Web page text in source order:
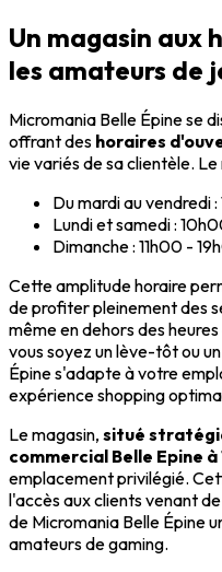
Un magasin aux
les amateurs de
Micromania Belle Épine se
offrant des horaires
vie variés de sa clientèle.
Du mardi au vendredi
Lundi et samedi :
Dimanche : 11h00 -
Cette amplitude horaire
de profiter pleinement des
même en dehors des
vous soyez un lève-tôt ou
Épine s'adapte à votre
expérience shopping
Le magasin, situé
commercial Belle Epine à
emplacement privilégié.
l'accès aux clients venant
de Micromania Belle Épine
amateurs de gaming.